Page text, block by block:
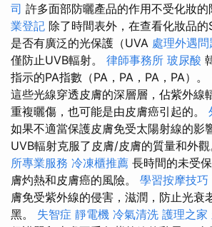
司 許多面部防曬產品的作用不受化妝的
業登記 除了時間表外，在查看化妝品的
是否有廣泛的光保護（UVA 處理外遇
僅防止UVB輻射。 律師事務所 玻尿酸
指示的PA指數（PA，PA，PA，PA）。
這些光線穿透皮膚的深層層，佔紫外線
重複曬傷，也可能是由皮膚癌引起的。
如果不適當保護皮膚免受太陽射線的影
UVB輻射克服了皮膚/皮膚的質量和外觀
所專業服務 冷凍櫃推薦 長時間的未受
膚灼熱和皮膚癌的風險。 學習按摩技巧
膚免受紫外線的侵害，滋潤，防止光衰
黑。 失智症 靜電機 冷氣清洗 護理之家